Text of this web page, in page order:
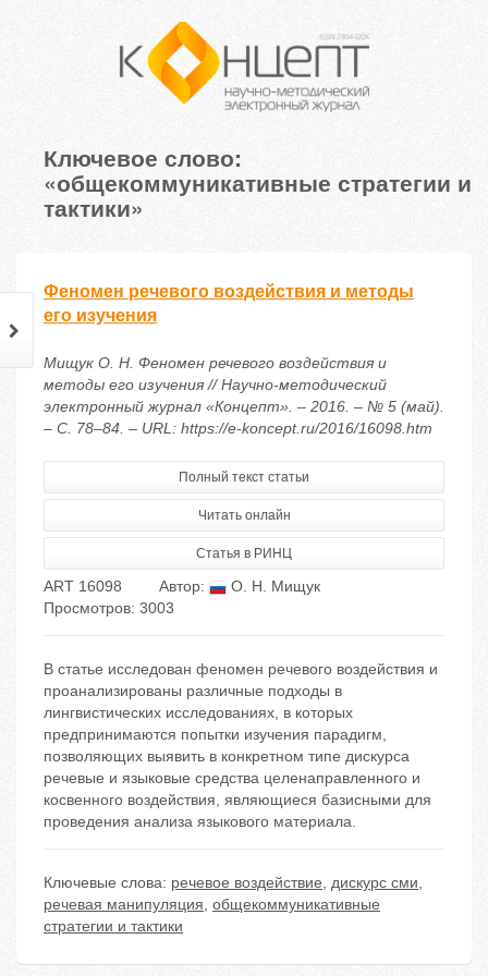
Ключевое слово:
«общекоммуникативные стратегии и
тактики»
Феномен речевого воздействия и методы
его изучения
Мищук О. Н. Феномен речевого воздействия и
методы его изучения // Научно-методический
электронный журнал «Концепт». – 2016. – № 5 (май).
– С. 78–84. – URL: https://e-koncept.ru/2016/16098.htm
Полный текст статьи
Читать онлайн
Статья в РИНЦ
ART 16098 Автор:
О. Н. Мищук
Просмотров: 3003
В статье исследован феномен речевого воздействия и
проанализированы различные подходы в
лингвистических исследованиях, в которых
предпринимаются попытки изучения парадигм,
позволяющих выявить в конкретном типе дискурса
речевые и языковые средства целенаправленного и
косвенного воздействия, являющиеся базисными для
проведения анализа языкового материала.
Ключевые слова: речевое воздействие, дискурс сми,
речевая манипуляция, общекоммуникативные
стратегии и тактики